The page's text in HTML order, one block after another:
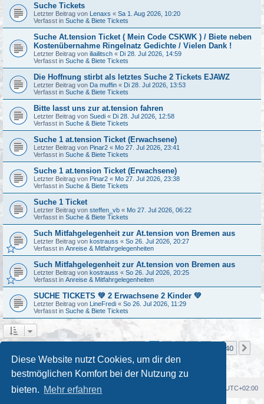
Diese Website nutzt Cookies, um dir den
bestmöglichen Komfort bei der Nutzung zu
bieten. Mehr erfahren
Suche Tickets
Letzter Beitrag von Lenaxs « Sa 1. Aug 2026, 10:20
Verfasst in Suche & Biete Tickets
Suche At.tension Ticket ( Mein Code CSKWK ) / Biete neben
Kostenübernahme Ringelnatz Gedichte / Vielen Dank !
Letzter Beitrag von iliailitsch « Di 28. Jul 2026, 14:59
Verfasst in Suche & Biete Tickets
Die Hoffnung stirbt als letztes Suche 2 Tickets EJAWZ
Letzter Beitrag von Da muffin « Di 28. Jul 2026, 13:53
Verfasst in Suche & Biete Tickets
Bitte lasst uns zur at.tension fahren
Letzter Beitrag von Suedi « Di 28. Jul 2026, 12:58
Verfasst in Suche & Biete Tickets
Suche 1 at.tension Ticket (Erwachsene)
Letzter Beitrag von Pinar2 « Mo 27. Jul 2026, 23:41
Verfasst in Suche & Biete Tickets
Suche 1 at.tension Ticket (Erwachsene)
Letzter Beitrag von Pinar2 « Mo 27. Jul 2026, 23:38
Verfasst in Suche & Biete Tickets
Suche 1 Ticket
Letzter Beitrag von steffen_vb « Mo 27. Jul 2026, 06:22
Verfasst in Suche & Biete Tickets
Such Mitfahgelegenheit zur At.tension von Bremen aus
Letzter Beitrag von kostrauss « So 26. Jul 2026, 20:27
Verfasst in Anreise & Mitfahrgelegenheiten
Such Mitfahgelegenheit zur At.tension von Bremen aus
Letzter Beitrag von kostrauss « So 26. Jul 2026, 20:25
Verfasst in Anreise & Mitfahrgelegenheiten
SUCHE TICKETS 💚 2 Erwachsene 2 Kinder 💚
Letzter Beitrag von LineFredi « So 26. Jul 2026, 11:29
Verfasst in Suche & Biete Tickets
40
Foren-Übersicht UTC+02:00